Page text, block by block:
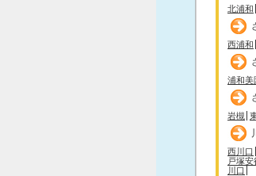
北浦和
西浦和
浦和美
岩槻
西川口
戸塚安
川口